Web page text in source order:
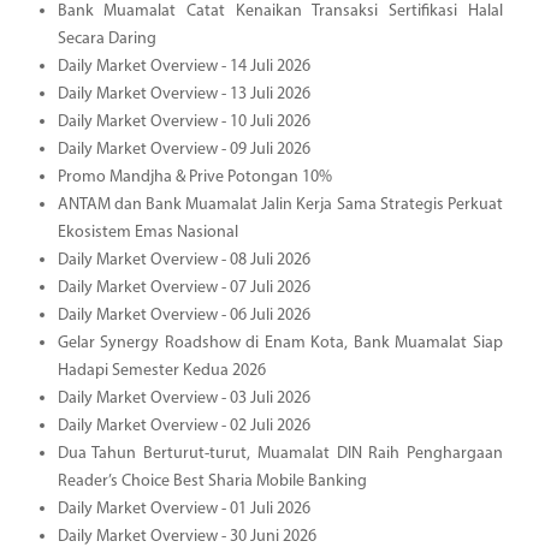
Bank Muamalat Catat Kenaikan Transaksi Sertifikasi Halal
Secara Daring
Daily Market Overview - 14 Juli 2026
Daily Market Overview - 13 Juli 2026
Daily Market Overview - 10 Juli 2026
Daily Market Overview - 09 Juli 2026
Promo Mandjha & Prive Potongan 10%
ANTAM dan Bank Muamalat Jalin Kerja Sama Strategis Perkuat
Ekosistem Emas Nasional
Daily Market Overview - 08 Juli 2026
Daily Market Overview - 07 Juli 2026
Daily Market Overview - 06 Juli 2026
Gelar Synergy Roadshow di Enam Kota, Bank Muamalat Siap
Hadapi Semester Kedua 2026
Daily Market Overview - 03 Juli 2026
Daily Market Overview - 02 Juli 2026
Dua Tahun Berturut-turut, Muamalat DIN Raih Penghargaan
Reader’s Choice Best Sharia Mobile Banking
Daily Market Overview - 01 Juli 2026
Daily Market Overview - 30 Juni 2026